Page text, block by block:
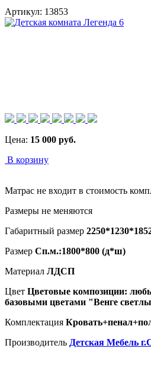
Артикул: 13853
Цена: 15 000 руб.
В корзину
Матрас не входит в стоимость
Размеры не меняются
Габаритный размер
Размер Сп.м.:1800*800 (д*ш)
Материал ЛДСП
Цвет Цветовые композиции:
базовыми цветами "Венге
Комплектация
Производитель Детская Мебель